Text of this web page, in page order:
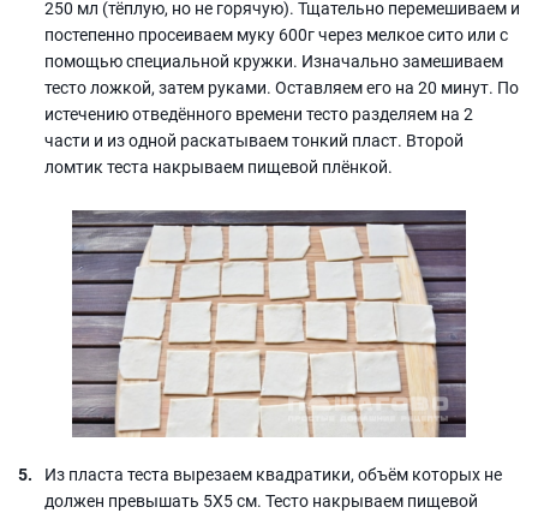
250 мл (тёплую, но не горячую). Тщательно перемешиваем и
постепенно просеиваем муку 600г через мелкое сито или с
помощью специальной кружки. Изначально замешиваем
тесто ложкой, затем руками. Оставляем его на 20 минут. По
истечению отведённого времени тесто разделяем на 2
части и из одной раскатываем тонкий пласт. Второй
ломтик теста накрываем пищевой плёнкой.
Из пласта теста вырезаем квадратики, объём которых не
должен превышать 5Х5 см. Тесто накрываем пищевой